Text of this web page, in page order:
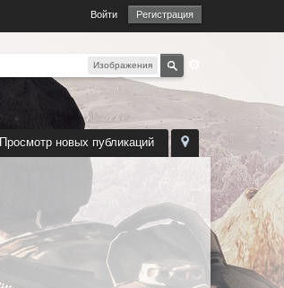
Войти Регистрация
Изображения
Просмотр новых публикаций